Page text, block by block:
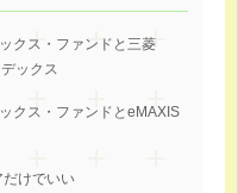
クス・ファンドと三菱
ックス
クス・ファンドとeMAXIS
けでいい